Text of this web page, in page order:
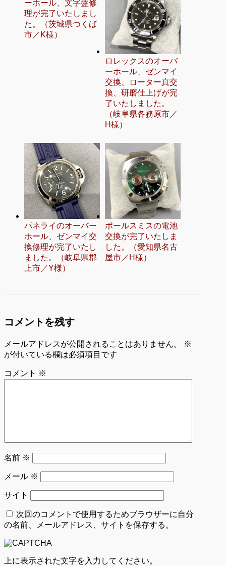
ーホール、文字盤修
理が完了いたしまし
た。（茨城県つくば
市／K様）
ロレックスのオーバ
ーホール、ゼンマイ
交換、ローター真交
換、研磨仕上げが完
了いたしました。
（岐阜県各務原市／
H様）
パネライのオーバー
ホール、ゼンマイ交
換修理が完了いたし
ました。（岐阜県郡
上市／Y様）
ポールスミスの電池
交換が完了いたしま
した。（愛知県名古
屋市／H様）
コメントを残す
メールアドレスが公開されることはありません。
※
が付いている欄は必須項目です
コメント ※
名前 ※
メール ※
サイト
次回のコメントで使用するためブラウザーに自分
の名前、メールアドレス、サイトを保存する。
上に表示された文字を入力してください。